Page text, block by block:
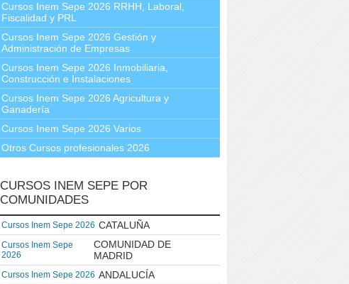
Cursos Inem Sepe 2026 RRHH, Laboral,
Fiscalidad y PRL
Cursos Inem Sepe 2026 Gestión y
Administración de Empresas
Cursos Inem Sepe 2026 Inmobiliaria,
Construcción e Instalaciones
Cursos Inem Sepe 2026 Agricultura y
Ganadería
Cursos Inem Sepe 2026 Varios
Otros Cursos profesionales 2026
CURSOS INEM SEPE POR
COMUNIDADES
Cursos Inem Sepe 2026 CATALUÑA
Cursos Inem Sepe
2026
COMUNIDAD DE
MADRID
Cursos Inem Sepe 2026 ANDALUCÍA